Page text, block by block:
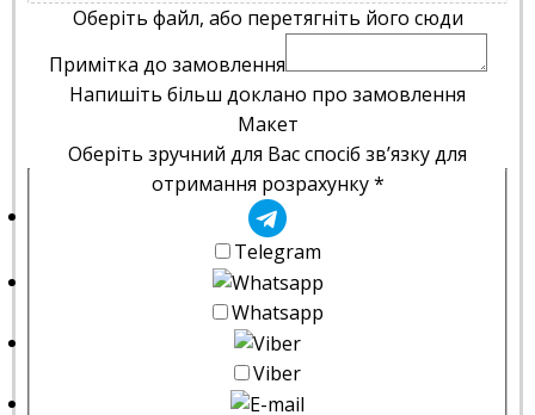
Оберіть файл, або перетягніть його сюди
Примітка до замовлення
Напишіть більш доклано про замовлення
Макет
Оберіть зручний для Вас спосіб зв’язку для
отримання розрахунку*
Telegram
Whatsapp
Viber